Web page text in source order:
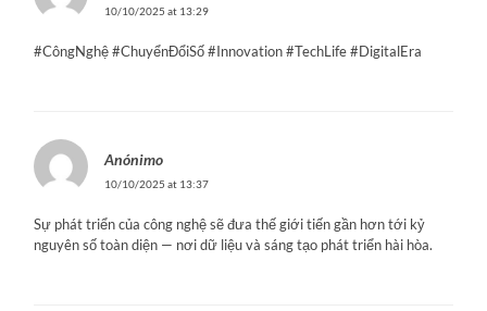
10/10/2025 at 13:29
#CôngNghệ #ChuyểnĐổiSố #Innovation #TechLife #DigitalEra
Anónimo
10/10/2025 at 13:37
Sự phát triển của công nghệ sẽ đưa thế giới tiến gần hơn tới kỷ
nguyên số toàn diện — nơi dữ liệu và sáng tạo phát triển hài hòa.